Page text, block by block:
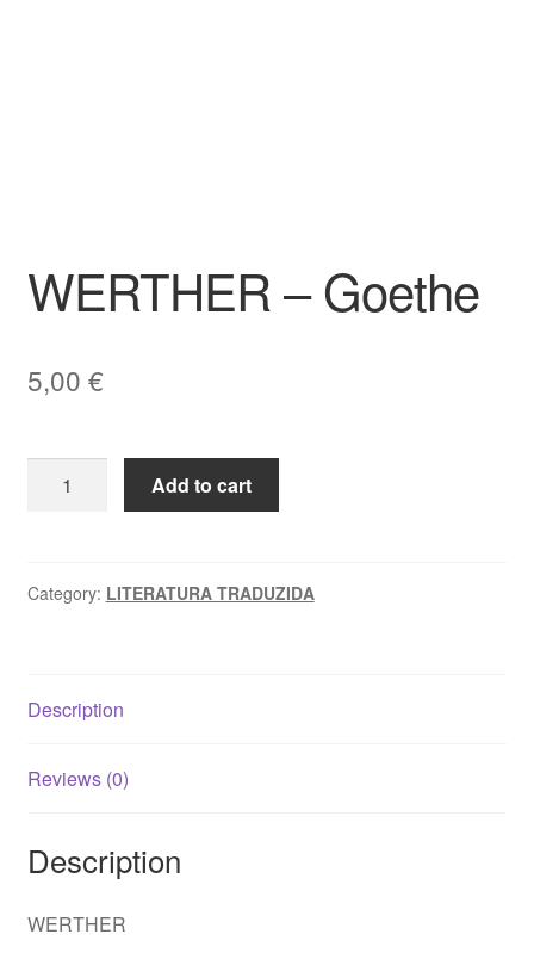
WERTHER – Goethe
5,00 €
Add to cart
Category: LITERATURA TRADUZIDA
Description
Reviews (0)
Description
WERTHER